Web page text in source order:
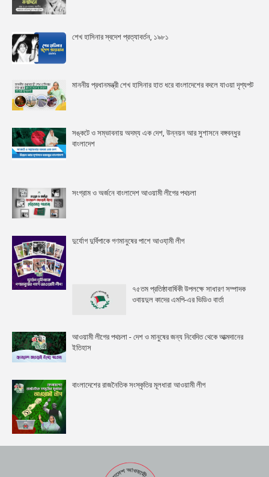
শেখ হাসিনার স্বদেশ প্রত্যাবর্তন, ১৯৮১
মাননীয় প্রধানমন্ত্রী শেখ হাসিনার হাত ধরে বাংলাদেশের বদলে যাওয়া দৃশ্যপট
সঙ্কটে ও সম্ভাবনায় অদম্য এক দেশ, উন্নয়ন আর সুশাসনে বঙ্গবন্ধুর
বাংলাদেশ
সংগ্রাম ও অর্জনে বাংলাদেশ আওয়ামী লীগের পথচলা
দুর্যোগ দুর্বিপাকে গণমানুষের পাশে আওযা়মী লীগ
৭৫তম প্রতিষ্ঠাবার্ষিকী উপলক্ষে সাধারণ সম্পাদক
ওবায়দুল কাদের এমপি-এর ভিডিও বার্তা
আওয়ামী লীগের পথচলা - দেশ ও মানুষের জন্য নিবেদিত থেকে আত্মদানের
ইতিহাস
বাংলাদেশের রাজনৈতিক সংস্কৃতির মূলধারা আওয়ামী লীগ